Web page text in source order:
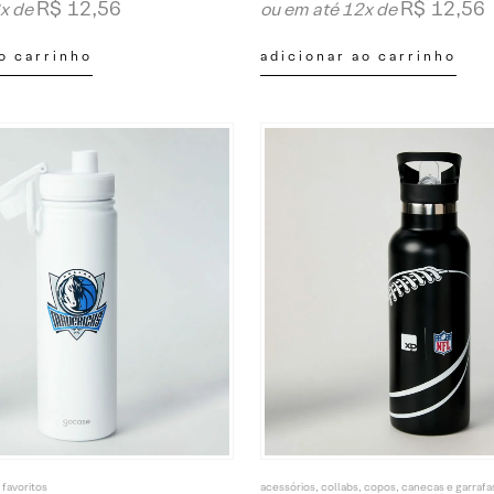
deR$ 12,56
carrinho
ou em até 12x deR$ 12,56
adicionar ao carrinho
favoritos acessórios, collabs, copos, canecas e